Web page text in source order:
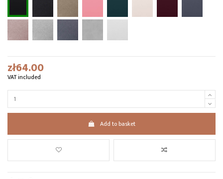
zł64.00
VAT included
Add to basket